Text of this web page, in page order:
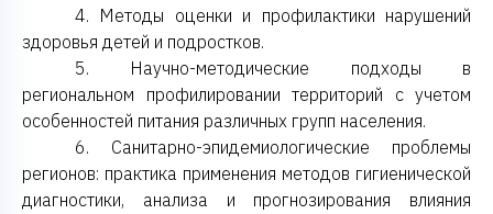
4. Методы оценки и профилактики нарушений
здоровья детей и подростков.
5. Научно-методические подходы в
региональном профилировании территорий с учетом
особенностей питания различных групп населения.
6. Санитарно-эпидемиологические проблемы
регионов: практика применения методов гигиенической
диагностики, анализа и прогнозирования влияния